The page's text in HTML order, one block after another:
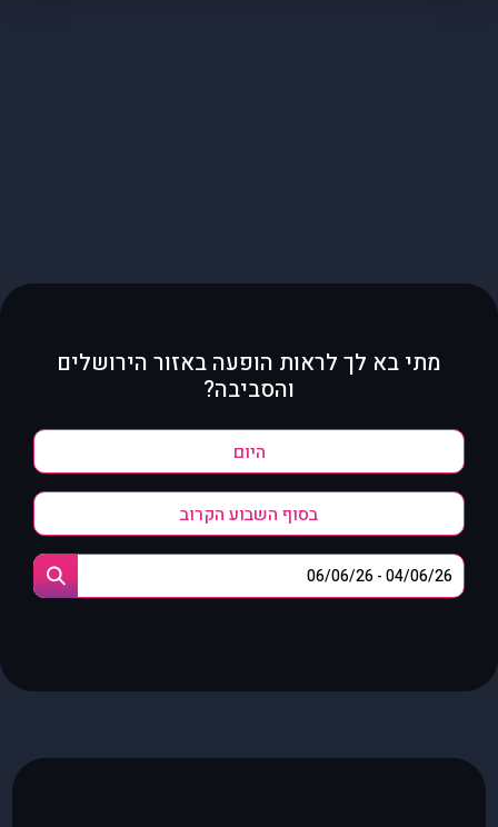
מתי בא לך לראות הופעה באזור הירושלים
והסביבה?
היום
בסוף השבוע הקרוב